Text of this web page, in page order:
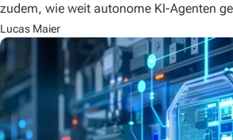
zudem, wie weit autonome KI-Agenten
Lucas Maier